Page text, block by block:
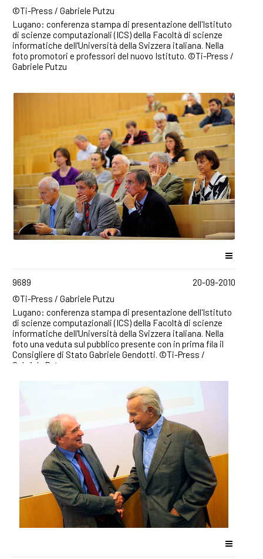
©Ti-Press / Gabriele Putzu
Lugano: conferenza stampa di presentazione dell'Istituto
di scienze computazionali (ICS) della Facoltà di scienze
informatiche dell'Università della Svizzera italiana. Nella
foto promotori e professori del nuovo Istituto. ©Ti-Press /
Gabriele Putzu
9689
20-09-2010
©Ti-Press / Gabriele Putzu
Lugano: conferenza stampa di presentazione dell'Istituto
di scienze computazionali (ICS) della Facoltà di scienze
informatiche dell'Università della Svizzera italiana. Nella
foto una veduta sul pubblico presente con in prima fila il
Consigliere di Stato Gabriele Gendotti. ©Ti-Press /
Gabriele Putzu